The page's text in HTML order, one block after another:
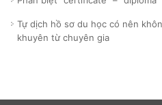
Tự dịch hồ sơ du học có nên
khuyên từ chuyên gia